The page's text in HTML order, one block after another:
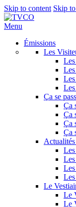
Skip to content Skip
Menu
Émissions
Les
Ça se
Ça
Ça
Ça
Ça
Le
Le
Le